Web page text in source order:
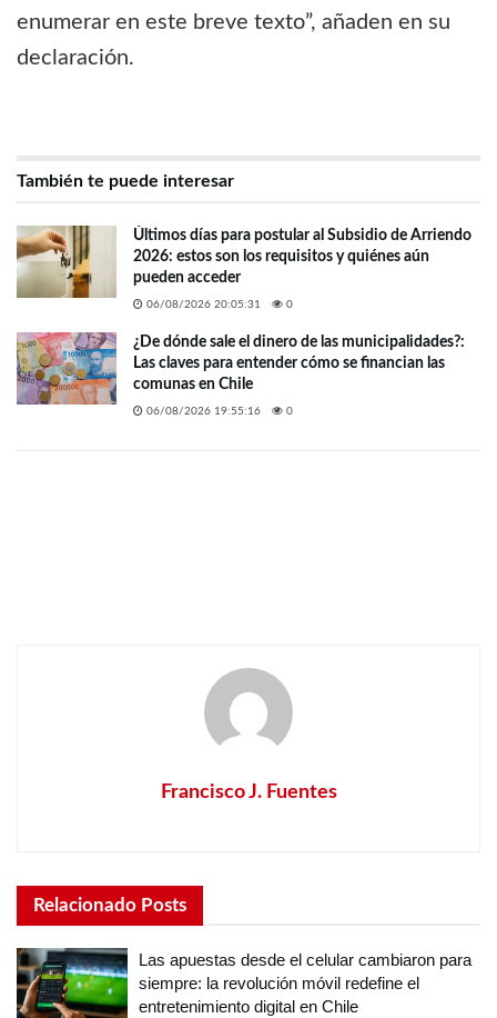
enumerar en este breve texto”, añaden en su
declaración.
También te puede interesar
Últimos días para postular al Subsidio de Arriendo
2026: estos son los requisitos y quiénes aún
pueden acceder
06/08/2026 20:05:31 0
¿De dónde sale el dinero de las municipalidades?:
Las claves para entender cómo se financian las
comunas en Chile
06/08/2026 19:55:16 0
Francisco J. Fuentes
Relacionado Posts
Las apuestas desde el celular cambiaron para
siempre: la revolución móvil redefine el
entretenimiento digital en Chile